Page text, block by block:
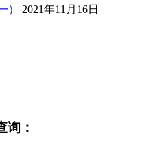
）
2021年11月16日
询：